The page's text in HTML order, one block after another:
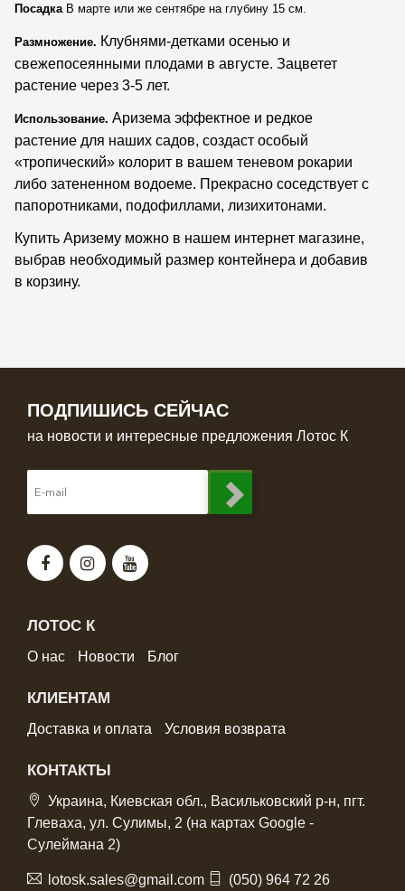
Посадка В марте или же сентябре на глубину 15 см.
Размножение. Клубнями-детками осенью и
свежепосеянными плодами в августе. Зацветет
растение через 3-5 лет.
Использование. Аризема эффектное и редкое
растение для наших садов, создаст особый
«тропический» колорит в вашем теневом рокарии
либо затененном водоеме. Прекрасно соседствует с
папоротниками, подофиллами, лизихитонами.
Купить Аризему можно в нашем интернет магазине,
выбрав необходимый размер контейнера и добавив
в корзину.
ПОДПИШИСЬ СЕЙЧАС
на новости и интересные предложения Лотос К
ЛОТОС К
О нас Новости Блог
КЛИЕНТАМ
Доставка и оплата Условия возврата
КОНТАКТЫ
Украина, Киевская обл., Васильковский р-н, пгт.
Глеваха, ул. Сулимы, 2 (на картах Google -
Сулеймана 2)
lotosk.sales@gmail.com (050) 964 72 26